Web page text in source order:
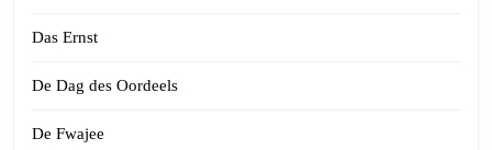
Das Ernst
De Dag des Oordeels
De Fwajee